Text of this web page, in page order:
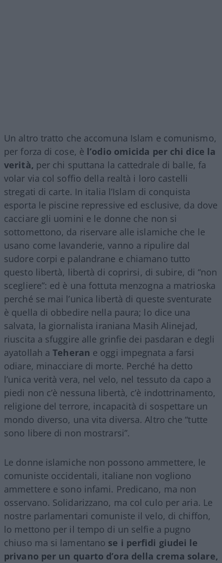
Un altro tratto che accomuna Islam e comunismo,
per forza di cose, è l’odio omicida per chi dice la
verità, per chi sputtana la cattedrale di balle, fa
volar via col soffio della realtà i loro castelli
stregati di carte. In italia l’Islam di conquista
esporta le piscine repressive ed esclusive, da dove
cacciare gli uomini e le donne che non si
sottomettono, da riservare alle islamiche che le
usano come lavanderie, vanno a ripulire dal
sudore corpi e palandrane e chiamano tutto
questo libertà, libertà di coprirsi, di subire, di “non
scegliere”: ed è una fottuta menzogna a matrioska
perché se mai l’unica libertà di queste sventurate
è quella di obbedire nella paura; lo dice una
salvata, la giornalista iraniana Masih Alinejad,
riuscita a sfuggire alle grinfie dei pasdaran e degli
ayatollah aTeheran e oggi impegnata a farsi
odiare, minacciare di morte. Perché ha detto
l’unica verità vera, nel velo, nel tessuto da capo a
piedi non c’è nessuna libertà, c’è indottrinamento,
religione del terrore, incapacità di sospettare un
mondo diverso, una vita diversa. Altro che “tutte
sono libere di non mostrarsi”.
Le donne islamiche non possono ammettere, le
comuniste occidentali, italiane non vogliono
ammettere e sono infami. Predicano, ma non
osservano. Solidarizzano, ma col culo per aria. Le
nostre parlamentari comuniste il velo, di chiffon,
lo mettono per il tempo di un selfie a pugno
chiuso ma si lamentano se i perfidi giudei le
privano per un quarto d’ora della crema solare,